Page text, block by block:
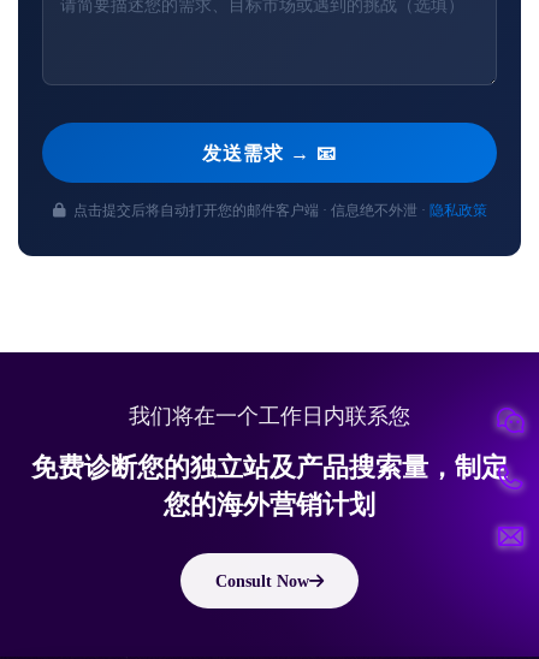
发送需求 → 📧
点击提交后将自动打开您的邮件客户端 · 信息绝不外泄 · 隐私政策
我们将在一个工作日内联系您
免费诊断您的独立站及产品搜索量，制定
您的海外营销计划
Consult Now